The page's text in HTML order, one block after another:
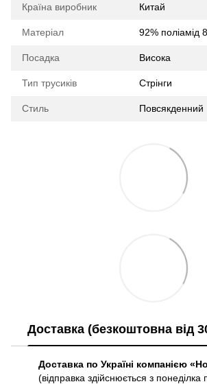
Країна виробник Китай
Матеріал 92% поліамід
Посадка Висока
Тип трусиків Стрінги
Стиль Повсякденний
Доставка (безкоштовна від
Доставка по Україні компанією
(відправка здійснюється з понеділка